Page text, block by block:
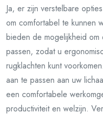
Ja, er zijn verstelbare
om comfortabel te kunnen
bieden de mogelijkheid
passen, zodat u
rugklachten kunt
aan te passen aan uw
een comfortabele
productiviteit en welzijn.